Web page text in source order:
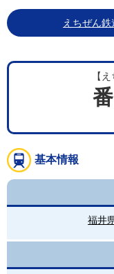
えちぜん鉄
【
基本情報
福井